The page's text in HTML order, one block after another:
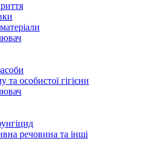
та особистої гігієни
речовина та інші